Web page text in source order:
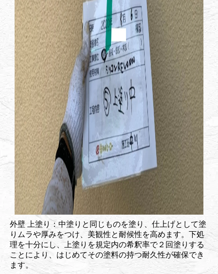
外壁 上塗り：中塗りと同じものを塗り、仕上げとして塗
りムラや厚みをつけ、美観性と耐候性を高めます。下処
理を十分にし、上塗りを規定内の希釈率で２回塗りする
ことにより、はじめてその塗料の持つ耐久性が確保でき
ます。